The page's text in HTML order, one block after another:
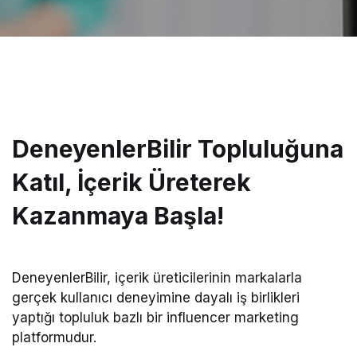
DeneyenlerBilir Topluluğuna
Katıl, İçerik Üreterek
Kazanmaya Başla!
DeneyenlerBilir, içerik üreticilerinin markalarla
gerçek kullanıcı deneyimine dayalı iş birlikleri
yaptığı topluluk bazlı bir influencer marketing
platformudur.